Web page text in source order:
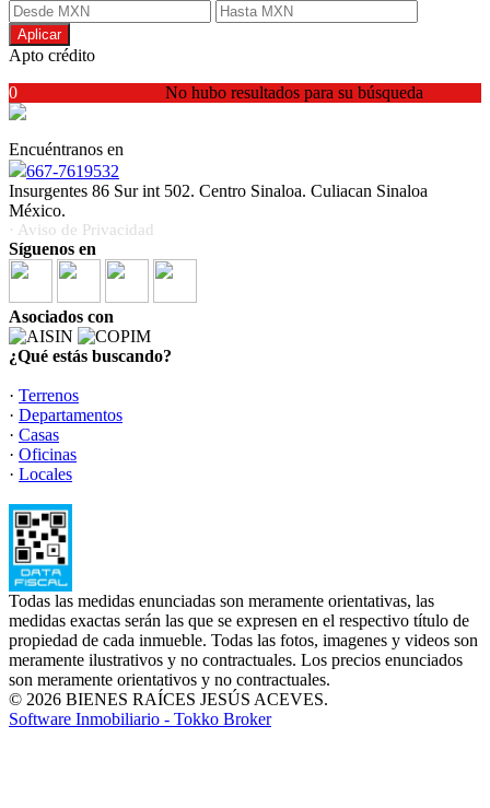
Aplicar
Apto crédito
No hubo resultados para su búsqueda
0
Encuéntranos en
667-7619532
Insurgentes 86 Sur int 502. Centro Sinaloa. Culiacan Sinaloa
México.
· Aviso de Privacidad
Síguenos en
Asociados con
¿Qué estás buscando?
· Terrenos
· Departamentos
· Casas
· Oficinas
· Locales
Todas las medidas enunciadas son meramente orientativas, las
medidas exactas serán las que se expresen en el respectivo título de
propiedad de cada inmueble. Todas las fotos, imagenes y videos son
meramente ilustrativos y no contractuales. Los precios enunciados
son meramente orientativos y no contractuales.
© 2026 BIENES RAÍCES JESÚS ACEVES.
Software Inmobiliario - Tokko Broker